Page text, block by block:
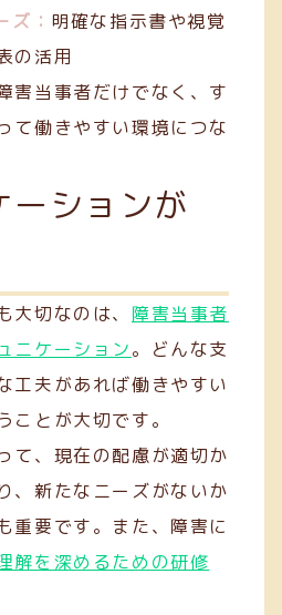
： 明確な指示書や視覚
の活用
害当事者だけでなく、す
て働きやすい環境につな
ーションが
大切なのは、 障害当事者
ニケーション。どんな支
工夫があれば働きやすい
ことが大切です。
て、現在の配慮が適切か
、新たなニーズがないか
重要です。また、障害に
解を深めるための研修